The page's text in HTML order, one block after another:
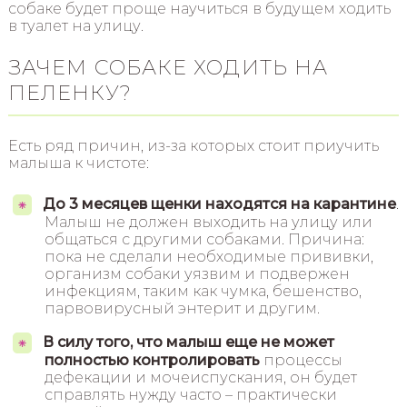
собаке будет проще научиться в будущем ходить
в туалет на улицу.
ЗАЧЕМ СОБАКЕ ХОДИТЬ НА
ПЕЛЕНКУ?
Есть ряд причин, из-за которых стоит приучить
малыша к чистоте:
До 3 месяцев щенки находятся на карантине.
Малыш не должен выходить на улицу или
общаться с другими собаками. Причина:
пока не сделали необходимые прививки,
организм собаки уязвим и подвержен
инфекциям, таким как чумка, бешенство,
парвовирусный энтерит и другим.
В силу того, что малыш еще не может
полностью контролироватьпроцессы
дефекации и мочеиспускания, он будет
справлять нужду часто – практически